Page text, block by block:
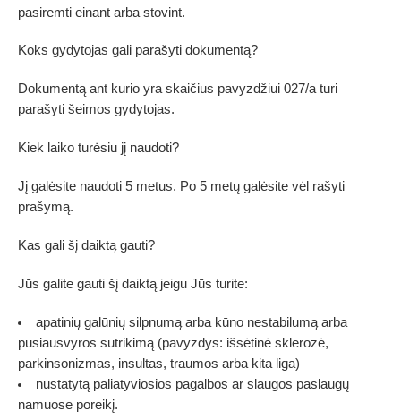
pasiremti einant arba stovint.
Koks gydytojas gali parašyti dokumentą?
Dokumentą ant kurio yra skaičius pavyzdžiui 027/a turi
parašyti šeimos gydytojas.
Kiek laiko turėsiu jį naudoti?
Jį galėsite naudoti 5 metus. Po 5 metų galėsite vėl rašyti
prašymą.
Kas gali šį daiktą gauti?
Jūs galite gauti šį daiktą jeigu Jūs turite:
apatinių galūnių silpnumą arba kūno nestabilumą arba
pusiausvyros sutrikimą (pavyzdys: išsėtinė sklerozė,
parkinsonizmas, insultas, traumos arba kita liga)
nustatytą paliatyviosios pagalbos ar slaugos paslaugų
namuose poreikį.